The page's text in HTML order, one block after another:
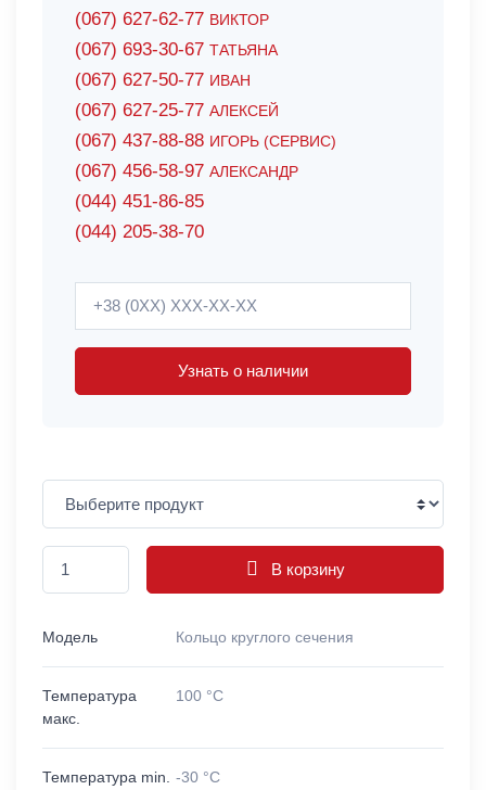
(067) 627-62-77 ВИКТОР
(067) 693-30-67 ТАТЬЯНА
(067) 627-50-77 ИВАН
(067) 627-25-77 АЛЕКСЕЙ
(067) 437-88-88 ИГОРЬ (СЕРВИС)
(067) 456-58-97 АЛЕКСАНДР
(044) 451-86-85
(044) 205-38-70
Узнать о наличии
В корзину
Модель Кольцо круглого сечения
Температура
макс.
100 °C
Температура min. -30 °C